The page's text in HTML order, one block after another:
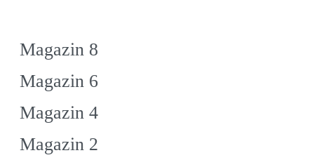
Magazin 8
Magazin 6
Magazin 4
Magazin 2